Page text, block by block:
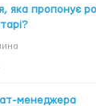
яка пропонує
менеджера